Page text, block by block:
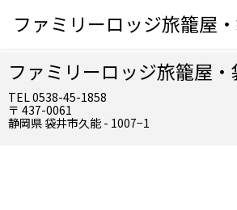
ファミリーロッジ旅籠屋
ファミリーロッジ旅籠屋
TEL 0538-45-1858
〒 437-0061
静岡県 袋井市久能 - 1007−1